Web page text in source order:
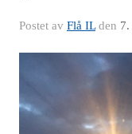
Postet av Flå ILden